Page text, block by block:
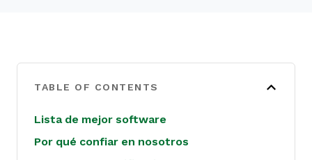
TABLE OF CONTENTS
Lista de mejor software
Por qué confiar en nosotros